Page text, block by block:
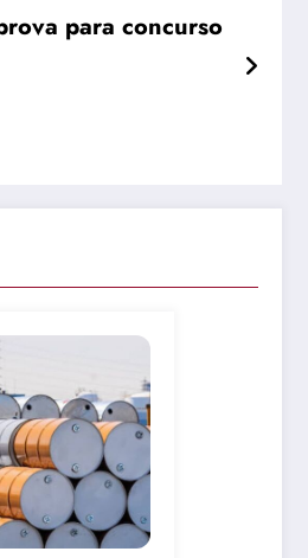
para concurso